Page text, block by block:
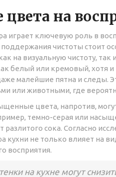
цвета на
играет ключевую роль в
поддержания чистоты стоит
на визуальную чистоту,
белый или кремовый, хотя
малейшие пятна и следы.
или животными, где
цвета, напротив,
темно-серая или
разлитого сока. Согласно
кухни не только влияет на
восприятия.
на кухне могут